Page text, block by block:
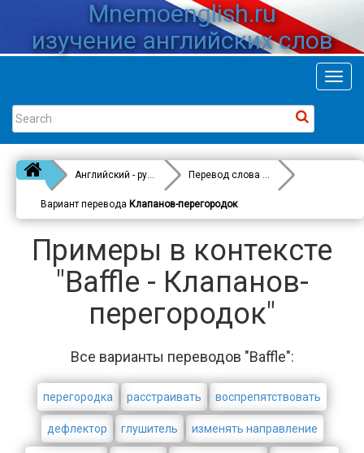
Mnemoenglish.ru
изучение английских слов
Английский - русский Перевод слова
Baffle
Вариант перевода Клапанов-перегородок
Примеры в контексте
"Baffle - Клапанов-
перегородок"
Все варианты переводов "Baffle":
перегородка расстраивать воспрепятствовать
дефлектор глушитель изменять направление